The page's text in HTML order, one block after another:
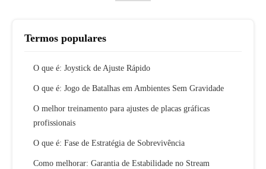
Termos populares
O que é: Joystick de Ajuste Rápido
O que é: Jogo de Batalhas em Ambientes Sem Gravidade
O melhor treinamento para ajustes de placas gráficas
profissionais
O que é: Fase de Estratégia de Sobrevivência
Como melhorar: Garantia de Estabilidade no Stream